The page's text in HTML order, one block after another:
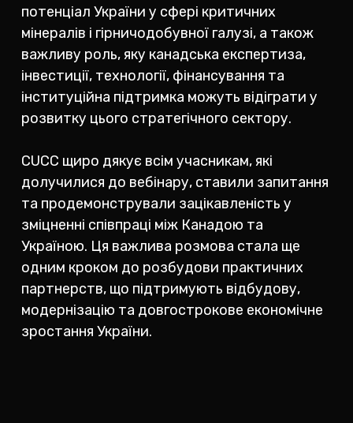
потенціал України у сфері критичних
мінералів і гірничодобувної галузі, а також
важливу роль, яку канадська експертиза,
інвестиції, технології, фінансування та
інституційна підтримка можуть відіграти у
розвитку цього стратегічного сектору.
CUCC щиро дякує всім учасникам, які
долучилися до вебінару, ставили запитання
та продемонстрували зацікавленість у
зміцненні співпраці між Канадою та
Україною. Ця важлива розмова стала ще
одним кроком до розбудови практичних
партнерств, що підтримують відбудову,
модернізацію та довгострокове економічне
зростання України.